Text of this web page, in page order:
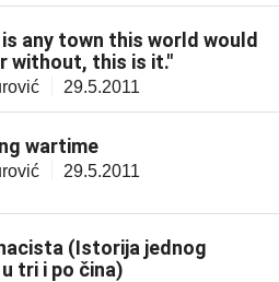
any town this world would
without, this is it."
29.5.2011
wartime
29.5.2011
(Istorija jednog
tri i po čina)